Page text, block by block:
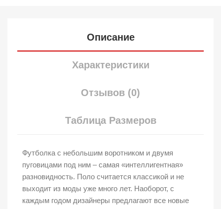
Описание
Характеристики
Отзывов (0)
Таблица Размеров
Футболка с небольшим воротником и двумя
пуговицами под ним – самая «интеллигентная»
разновидность. Поло считается классикой и не
выходит из моды уже много лет. Наоборот, с
каждым годом дизайнеры предлагают все новые